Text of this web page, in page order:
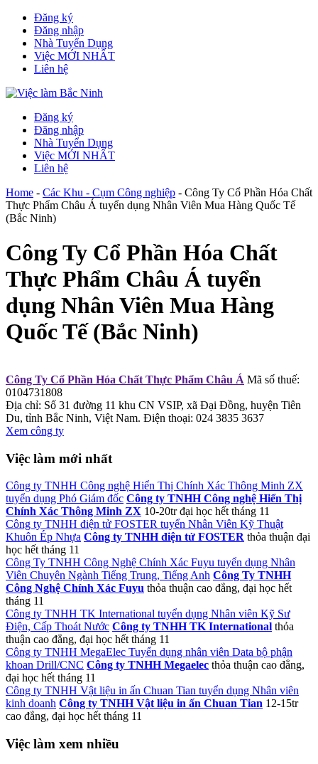
Đăng ký
Đăng nhập
Nhà Tuyển Dụng
Việc MỚI NHẤT
Liên hệ
Đăng ký
Đăng nhập
Nhà Tuyển Dụng
Việc MỚI NHẤT
Liên hệ
Home - Các Khu - Cụm Công nghiệp - Công Ty Cổ Phần Hóa Chất
Thực Phẩm Châu Á tuyển dụng Nhân Viên Mua Hàng Quốc Tế
(Bắc Ninh)
Công Ty Cổ Phần Hóa Chất
Thực Phẩm Châu Á tuyển
dụng Nhân Viên Mua Hàng
Quốc Tế (Bắc Ninh)
Công Ty Cổ Phần Hóa Chất Thực Phẩm Châu Á Mã số thuế:
0104731808
Địa chỉ: Số 31 đường 11 khu CN VSIP, xã Đại Đồng, huyện Tiên
Du, tỉnh Bắc Ninh, Việt Nam. Điện thoại: 024 3835 3637
Xem công ty
Việc làm mới nhất
Công ty TNHH Công nghệ Hiển Thị Chính Xác Thông Minh ZX
tuyển dụng Phó Giám đốc Công ty TNHH Công nghệ Hiển Thị
Chính Xác Thông Minh ZX 10-20tr đại học hết tháng 11
Công ty TNHH điện tử FOSTER tuyển Nhân Viên Kỹ Thuật
Khuôn Ép Nhựa Công ty TNHH điện tử FOSTER thỏa thuận đại
học hết tháng 11
Công Ty TNHH Công Nghệ Chính Xác Fuyu tuyển dụng Nhân
Viên Chuyên Ngành Tiếng Trung, Tiếng Anh Công Ty TNHH
Công Nghệ Chính Xác Fuyu thỏa thuận cao đẳng, đại học hết
tháng 11
Công ty TNHH TK International tuyển dụng Nhân viên Kỹ Sư
Điện, Cấp Thoát Nước Công ty TNHH TK International thỏa
thuận cao đẳng, đại học hết tháng 11
Công ty TNHH MegaElec Tuyển dụng nhân viên Data bộ phận
khoan Drill/CNC Công ty TNHH Megaelec thỏa thuận cao đẳng,
đại học hết tháng 11
Công ty TNHH Vật liệu in ấn Chuan Tian tuyển dụng Nhân viên
kinh doanh Công ty TNHH Vật liệu in ấn Chuan Tian 12-15tr
cao đẳng, đại học hết tháng 11
Việc làm xem nhiều